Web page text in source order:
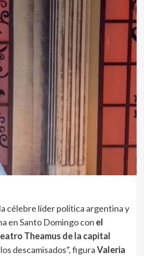
célebre líder política argentina y
en Santo Domingo con el
Theamus de la capital
descamisados”, figuraValeria